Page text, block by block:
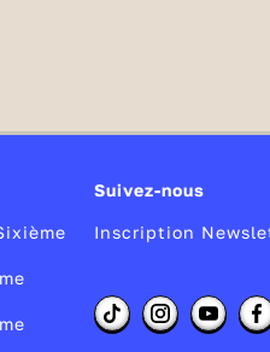
Suivez-nous
Inscription